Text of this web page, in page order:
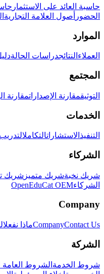
حاسبة العائد على الاستثمار
الحضور أصول العلامة التجارية
الموارد
العملاء النتائجدراسات الحالة
المجتمع
التوثيقمقارنة الإصداراتمقارنة
الخدمات
التنفيذ الاستشاراتالتكاملالتدريب
الشركاء
شريك نخبةشريك متميز شريك
الشركاءOpenEduCat OEM
Company
CompanyContact Us ماذا نفعل
الشركة
شروط الخدمة الشروط العامة